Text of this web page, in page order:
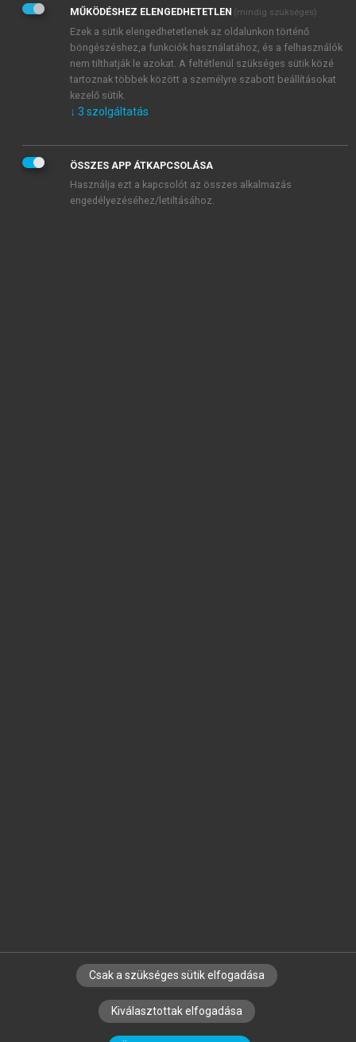
Adatkezelési tájékoztatóbanfoglaltakat tudomásul
veszem és elfogadom.
Általános vásárlási feltételeket, valamint a szotar.netés a
mersz.huoldalak licencszerződéseiben foglaltakat
tudomásul veszem és elfogadom.
KIPRÓBÁLOM
SZERZŐKNEK CÉGEKNEK KÖNYVTÁROSOKNAK
SZERKESZTÉSI ÉS LEKTORÁLÁSI ALAPELVEK
MŰKÖDÉSHEZ ELENGEDHETETLEN (mindig szükséges)
Ezek a sütik elengedhetetlenek az oldalunkon történő
böngészéshez,a funkciók használatához, és a felhasználók
nem tilthatják le azokat. A feltétlenül szükséges sütik közé
tartoznak többek között a személyre szabott beállításokat
kezelő sütik.
↓ 3 szolgáltatás
ÖSSZES APP ÁTKAPCSOLÁSA
Használja ezt a kapcsolót az összes alkalmazás
engedélyezéséhez/letiltásához.
Csak a szükséges sütik elfogadása
Kiválasztottak elfogadása